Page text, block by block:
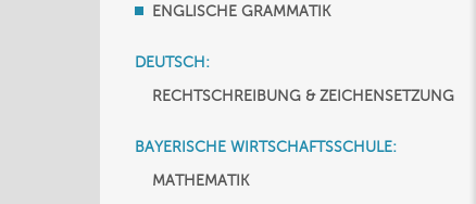
ENGLISCHE GRAMMATIK
DEUTSCH:
RECHTSCHREIBUNG & ZEICHENSETZUNG
BAYERISCHE WIRTSCHAFTSSCHULE:
MATHEMATIK